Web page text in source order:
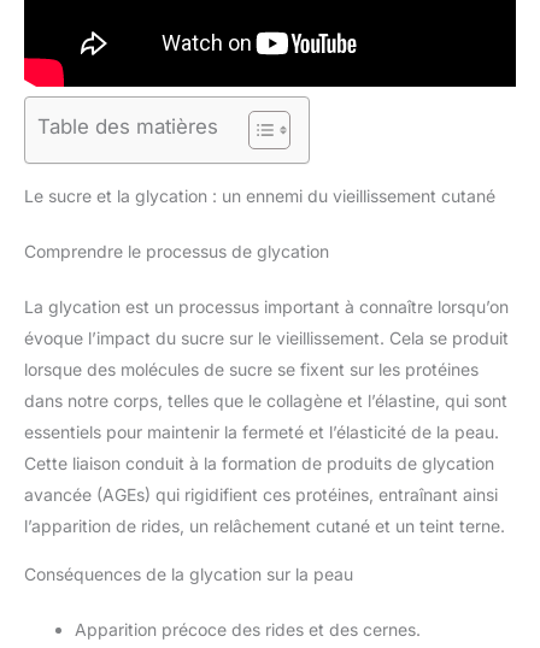
Table des matières
Le sucre et la glycation : un ennemi du vieillissement cutané
Comprendre le processus de glycation
La glycation est un processus important à connaître lorsqu’on
évoque l’impact du sucre sur le vieillissement. Cela se produit
lorsque des molécules de sucre se fixent sur les protéines
dans notre corps, telles que le collagène et l’élastine, qui sont
essentiels pour maintenir la fermeté et l’élasticité de la peau.
Cette liaison conduit à la formation de produits de glycation
avancée (AGEs) qui rigidifient ces protéines, entraînant ainsi
l’apparition de rides, un relâchement cutané et un teint terne.
Conséquences de la glycation sur la peau
Apparition précoce des rides et des cernes.